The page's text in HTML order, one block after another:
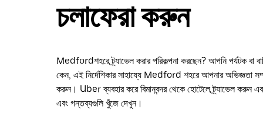
চলাফেরা করুন
Medfordশহরে ট্র্যাভেল করার পরিকল্পনা করছেন? আপনি পর্যটক বা
কেন, এই নির্দেশিকার সাহায্যে Medford শহরে আপনার অভিজ্ঞতা
করুন। Uber ব্যবহার করে বিমানবন্দর থেকে হোটেলে ট্র্যাভেল করুন
এবং গন্তব্যগুলি খুঁজে দেখুন।